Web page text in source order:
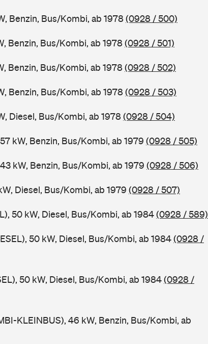
Benzin, Bus/Kombi, ab 1978(0928 / 500)
Benzin, Bus/Kombi, ab 1978(0928 / 501)
Benzin, Bus/Kombi, ab 1978(0928 / 502)
Benzin, Bus/Kombi, ab 1978(0928 / 503)
Diesel, Bus/Kombi, ab 1978(0928 / 504)
kW, Benzin, Bus/Kombi, ab 1979 (0928 / 505)
kW, Benzin, Bus/Kombi, ab 1979 (0928 / 506)
Diesel, Bus/Kombi, ab 1979 (0928 / 507)
50 kW, Diesel, Bus/Kombi, ab 1984(0928 / 589)
50 kW, Diesel, Bus/Kombi, ab 1984(0928 /
50 kW, Diesel, Bus/Kombi, ab 1984(0928 /
KLEINBUS), 46 kW, Benzin, Bus/Kombi, ab